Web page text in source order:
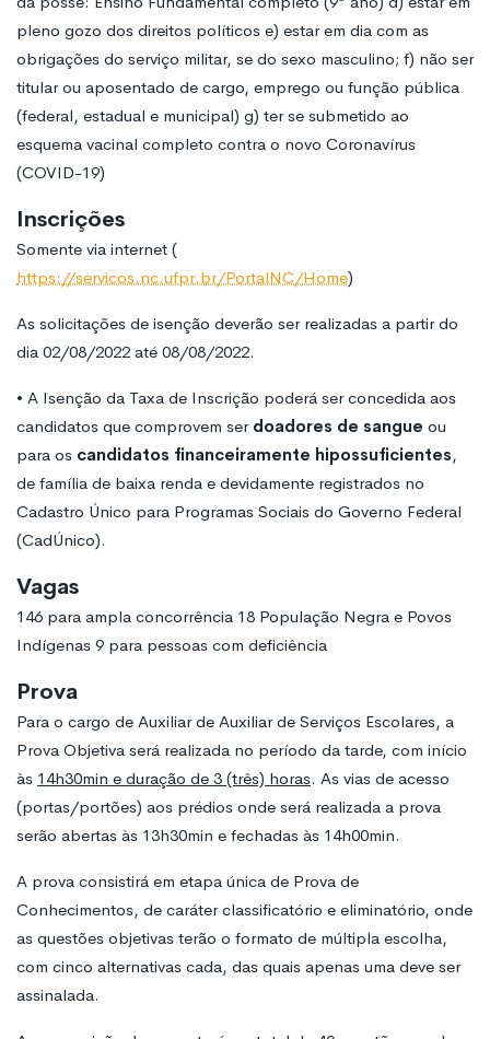
pleno gozo dos direitos políticos e) estar em dia com as
obrigações do serviço militar, se do sexo masculino; f) não ser
titular ou aposentado de cargo, emprego ou função pública
(federal, estadual e municipal) g) ter se submetido ao
esquema vacinal completo contra o novo Coronavírus
(COVID-19)
Inscrições
Somente via internet (
https://servicos.nc.ufpr.br/PortalNC/Home)
As solicitações de isenção deverão ser realizadas a partir do
dia 02/08/2022 até 08/08/2022.
• A Isenção da Taxa de Inscrição poderá ser concedida aos
candidatos que comprovem ser doadores de sangue ou
para os candidatos financeiramente hipossuficientes,
de família de baixa renda e devidamente registrados no
Cadastro Único para Programas Sociais do Governo Federal
(CadÚnico).
Vagas
146 para ampla concorrência 18 População Negra e Povos
Indígenas 9 para pessoas com deficiência
Prova
Para o cargo de Auxiliar de Auxiliar de Serviços Escolares, a
Prova Objetiva será realizada no período da tarde, com início
às 14h30min e duração de 3 (três) horas. As vias de acesso
(portas/portões) aos prédios onde será realizada a prova
serão abertas às 13h30min e fechadas às 14h00min.
A prova consistirá em etapa única de Prova de
Conhecimentos, de caráter classificatório e eliminatório, onde
as questões objetivas terão o formato de múltipla escolha,
com cinco alternativas cada, das quais apenas uma deve ser
assinalada.